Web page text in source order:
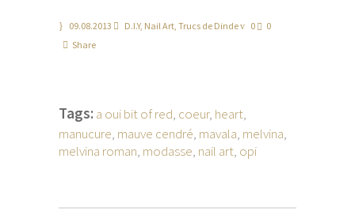
09.08.2013 D.I.Y, Nail Art, Trucs de Dinde 0
0
Share
Tags:a oui bit of red, coeur, heart,
manucure, mauve cendré, mavala, melvina,
melvina roman, modasse, nail art, opi